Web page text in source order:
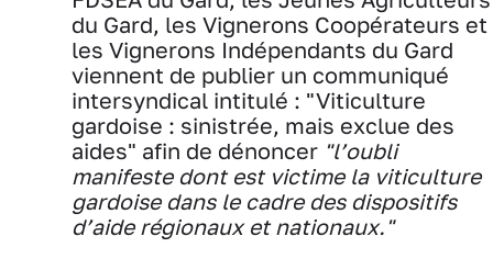
du Gard, les Vignerons Coopérateurs et
les Vignerons Indépendants du Gard
viennent de publier un communiqué
intersyndical intitulé : "Viticulture
gardoise : sinistrée, mais exclue des
aides" afin de dénoncer "l’oubli
manifeste dont est victime la viticulture
gardoise dans le cadre des dispositifs
d’aide régionaux et nationaux."